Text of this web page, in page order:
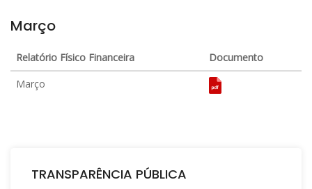
Março
Relatório Físico Financeira
Documento
Março
TRANSPARÊNCIA PÚBLICA